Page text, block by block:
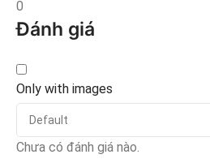
0
Đánh giá
Only with images
Chưa có đánh giá nào.